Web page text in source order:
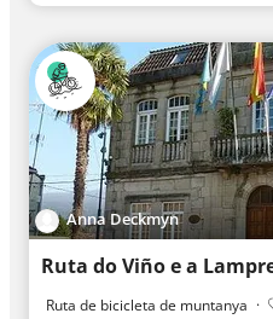
Anna Deckmyn
Ruta do Viño e a
Ruta de bicicleta de muntanya ·